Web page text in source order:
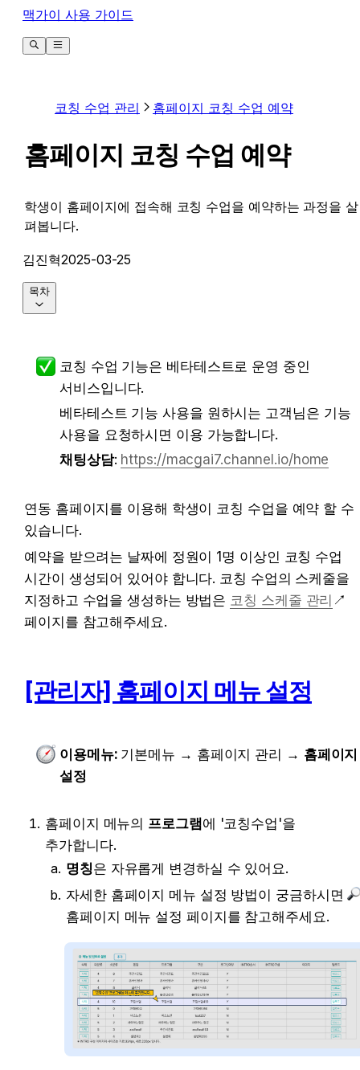
맥가이 사용 가이드
코칭 수업 관리 홈페이지 코칭 수업 예약
홈페이지 코칭 수업 예약
학생이 홈페이지에 접속해 코칭 수업을 예약하는 과정을 살
펴봅니다.
김진혁2025-03-25
코칭 수업 기능은 베타테스트로 운영 중인
서비스입니다.
베타테스트 기능 사용을 원하시는 고객님은 기능
사용을 요청하시면 이용 가능합니다.
채팅상담: https://macgai7.channel.io/home
연동 홈페이지를 이용해 학생이 코칭 수업을 예약 할 수
있습니다.
예약을 받으려는 날짜에 정원이 1명 이상인 코칭 수업
시간이 생성되어 있어야 합니다. 코칭 수업의 스케줄을
지정하고 수업을 생성하는 방법은 코칭 스케줄 관리 ↗
페이지를 참고해주세요.
[관리자] 홈페이지 메뉴 설정
이용메뉴: 기본메뉴 → 홈페이지 관리 → 홈페이지
설정
홈페이지 메뉴의 프로그램에 '코칭수업'을
추가합니다.
명칭은 자유롭게 변경하실 수 있어요.
자세한 홈페이지 메뉴 설정 방법이 궁금하시면
홈페이지 메뉴 설정 페이지를 참고해주세요.
목차